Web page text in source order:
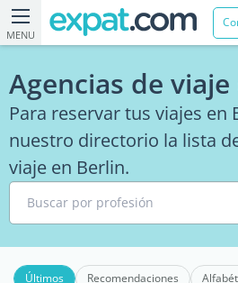
MENU
Agencias de
Para reservar tus viajes en
nuestro directorio la lista
viaje en Berlin.
Buscar por profesión
Últimos Recomendaciones